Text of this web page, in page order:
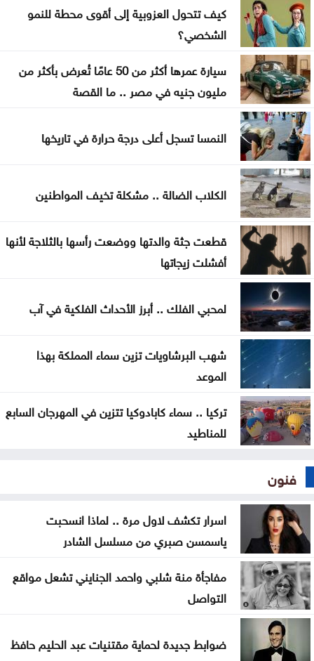
الأميركي
إرادة ملكية بتعيين رئيس الديوان الملكي ومدير مكتب
الملك في مجلس الأمن القومي
إصابة طفلين فلسطينيين بنيران الجيش الإسرائيلي في
غزة
بلال احمد المحاسنه مبارك المسمى الجديد
الأشغال تبدأ السبت أعمال صيانة طريق معان – البادية
تخفيض عدد أعضاء مجلس التعليم العالي ومجالس
الأمناء
توافق مبدئي على آلية تعيين المدير التنفيذي للبلديات
اليرموك تطلق اسم اليوبيل الذهبي على خريجي الفوج
47 من طلبتها
كيف تتحول العزوبية إلى أقوى محطة للنمو
الشخصي؟
سيارة عمرها أكثر من 50 عامًا تُعرض بأكثر من
مليون جنيه في مصر .. ما القصة
النمسا تسجل أعلى درجة حرارة في تاريخها
الكلاب الضالة .. مشكلة تخيف المواطنين
قطعت جثة والدتها ووضعت رأسها بالثلاجة لأنها
أفشلت زيجاتها
لمحبي الفلك .. أبرز الأحداث الفلكية في آب
شهب البرشاويات تزين سماء المملكة بهذا
الموعد
تركيا .. سماء كابادوكيا تتزين في المهرجان السابع
للمناطيد
فنون
اسرار تكشف لاول مرة .. لماذا انسحبت
ياسمسن صبري من مسلسل الشادر
مفاجأة منة شلبي واحمد الجنايني تشعل مواقع
التواصل
ضوابط جديدة لحماية مقتنيات عبد الحليم حافظ